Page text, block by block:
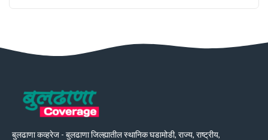
बुलढाणा कव्हरेज - बुलढाणा जिल्ह्यातील स्थानिक घडामोडी, राज्य, राष्ट्रीय,